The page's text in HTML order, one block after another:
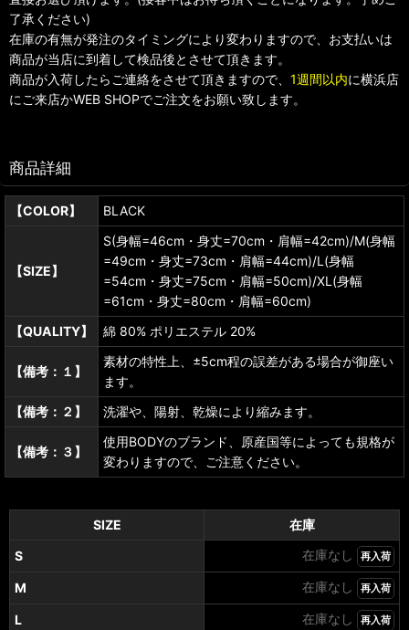
了承ください)
在庫の有無が発注のタイミングにより変わりますので、お支払いは
商品が当店に到着して検品後とさせて頂きます。
商品が入荷したらご連絡をさせて頂きますので、 1週間以内に横浜店
にご来店かWEB SHOPでご注文をお願い致します。
商品詳細
【COLOR】 BLACK
【SIZE】
S(身幅=46cm・身丈=70cm・肩幅=42cm)/M(身幅
=49cm・身丈=73cm・肩幅=44cm)/L(身幅
=54cm・身丈=75cm・肩幅=50cm)/XL(身幅
=61cm・身丈=80cm・肩幅=60cm)
【QUALITY】
綿 80% ポリエステル 20%
【備考：１】
素材の特性上、±5cm程の誤差がある場合が御座い
ます。
【備考：２】
洗濯や、陽射、乾燥により縮みます。
【備考：３】
使用BODYのブランド、原産国等によっても規格が
変わりますので、ご注意ください。
SIZE
在庫
S
在庫なし 再入荷
M 在庫なし 再入荷
L 在庫なし 再入荷